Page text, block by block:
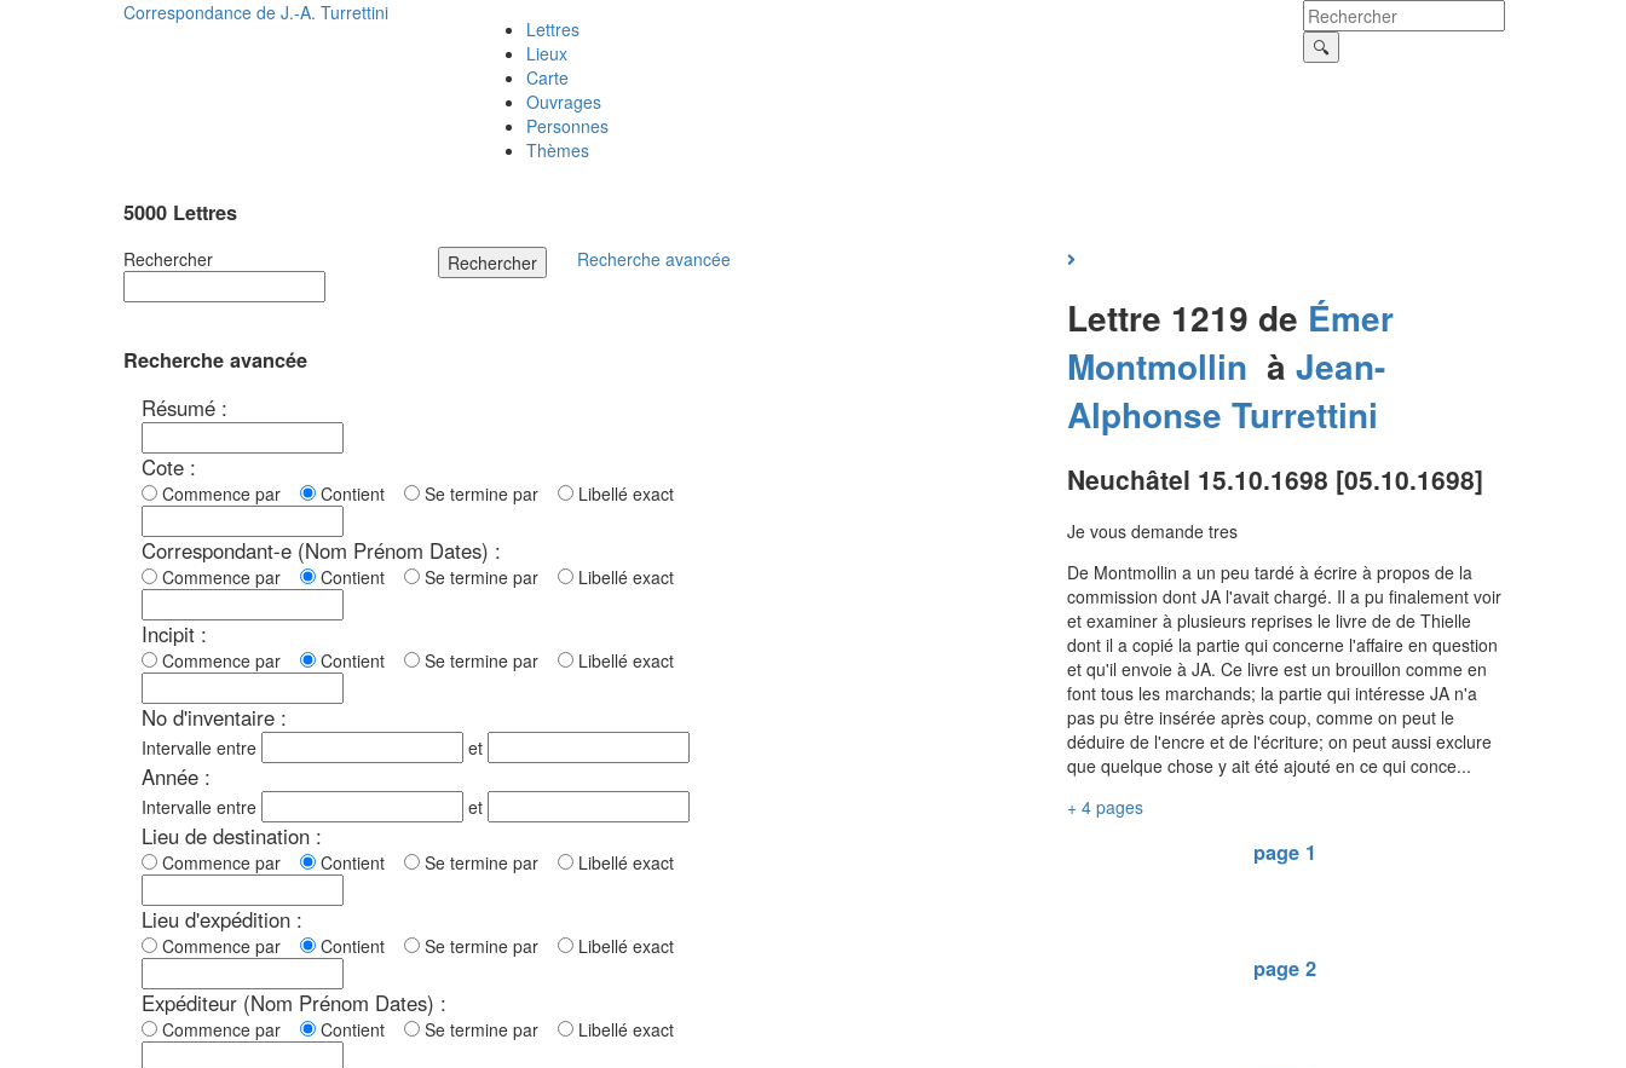
Correspondance de J.-A. Turrettini
Lettres
Lieux
Carte
Ouvrages
Personnes
Thèmes
5000 Lettres
Rechercher Rechercher Recherche avancée
Recherche avancée
Résumé :
Cote :
Commence par Contient Se termine par Libellé exact
Correspondant-e (Nom Prénom Dates) :
Commence par Contient Se termine par Libellé exact
Incipit :
Commence par Contient Se termine par Libellé exact
No d'inventaire :
Intervalle entre et
Année :
Intervalle entre et
Lieu de destination :
Commence par Contient Se termine par Libellé exact
Lieu d'expédition :
Commence par Contient Se termine par Libellé exact
Expéditeur (Nom Prénom Dates) :
Commence par Contient Se termine par Libellé exact
Lettre 1219 de Émer
Montmollin à Jean-
Alphonse Turrettini
Neuchâtel 15.10.1698 [05.10.1698]
Je vous demande tres
De Montmollin a un peu tardé à écrire à propos de la
commission dont JA l'avait chargé. Il a pu finalement voir
et examiner à plusieurs reprises le livre de de Thielle
dont il a copié la partie qui concerne l'affaire en question
et qu'il envoie à JA. Ce livre est un brouillon comme en
font tous les marchands; la partie qui intéresse JA n'a
pas pu être insérée après coup, comme on peut le
déduire de l'encre et de l'écriture; on peut aussi exclure
que quelque chose y ait été ajouté en ce qui conce...
+ 4 pages
page 1
page 2